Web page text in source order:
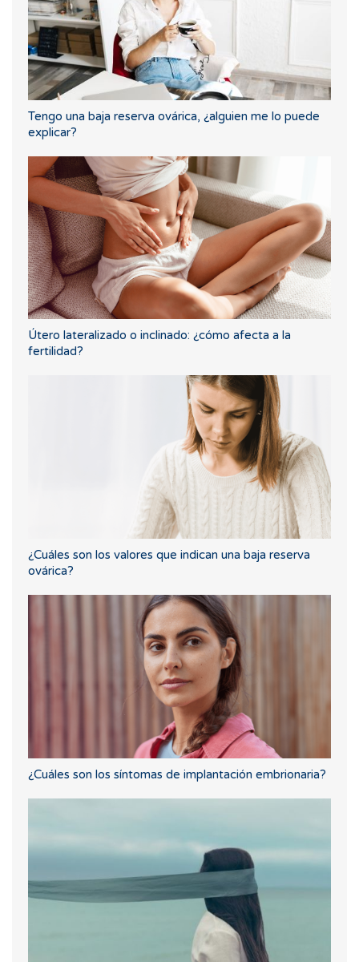
Tengo una baja reserva ovárica, ¿alguien me lo puede
explicar?
Útero lateralizado o inclinado: ¿cómo afecta a la
fertilidad?
¿Cuáles son los valores que indican una baja reserva
ovárica?
¿Cuáles son los síntomas de implantación embrionaria?